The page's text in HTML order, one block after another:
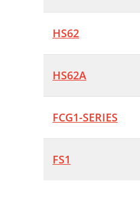
HS62
HS62A
FCG1-SERIES
FS1